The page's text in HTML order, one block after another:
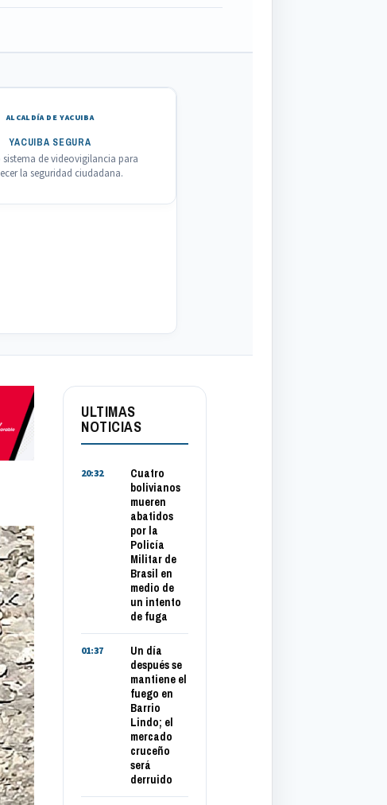
ALCALDÍA DE YACUIBA
YACUIBA SEGURA
sistema de videovigilancia para
la seguridad ciudadana.
ULTIMAS
NOTICIAS
20:32
Cuatro
bolivianos
mueren
abatidos
por la
Policía
Militar de
Brasil en
medio de
un intento
de fuga
01:37
Un día
después se
mantiene el
fuego en
Barrio
Lindo; el
mercado
cruceño
será
derruido